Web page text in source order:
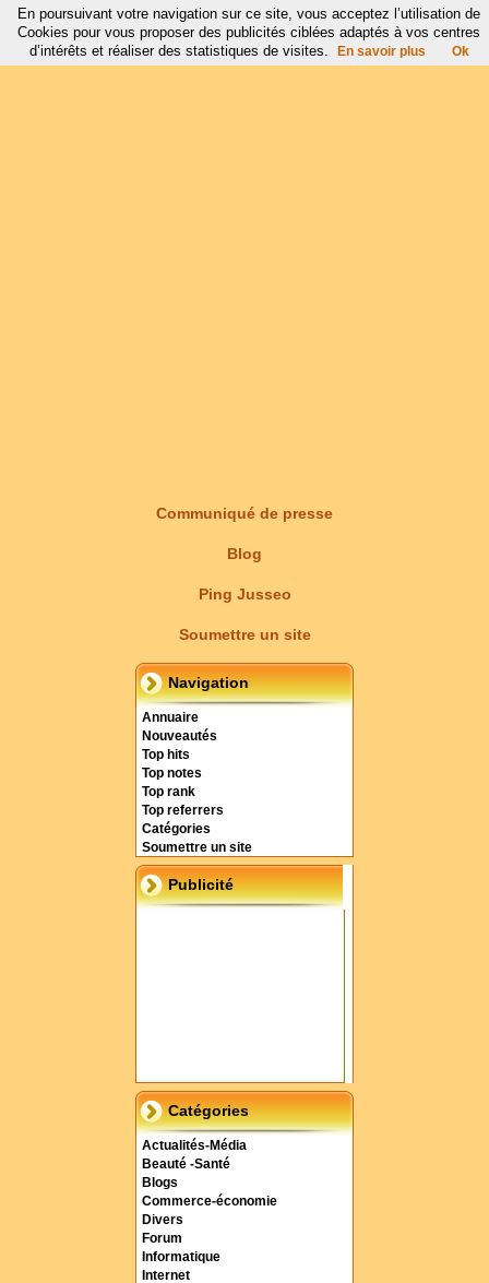
Communiqué de presse
Blog
Ping Jusseo
Soumettre un site
Navigation
Annuaire
Nouveautés
Top hits
Top notes
Top rank
Top referrers
Catégories
Soumettre un site
Publicité
Catégories
Actualités-Média
Beauté -Santé
Blogs
Commerce-économie
Divers
Forum
Informatique
Internet
En poursuivant votre navigation sur ce site, vous acceptez l’utilisation de
Cookies pour vous proposer des publicités ciblées adaptés à vos centres
d’intérêts et réaliser des statistiques de visites.
En savoir plus Ok